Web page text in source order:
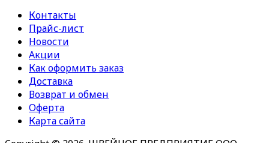
Контакты
Прайс-лист
Новости
Акции
Как оформить заказ
Доставка
Возврат и обмен
Оферта
Карта сайта